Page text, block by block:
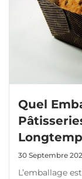
Quel
30 Septembre
L’emballage